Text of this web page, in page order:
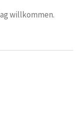
willkommen.